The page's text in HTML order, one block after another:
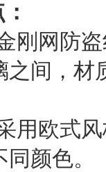
刚网防
之间，
用欧式
颜色。